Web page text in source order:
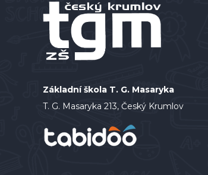
Základní škola T. G. Masaryka
T. G. Masaryka 213, Český Krumlov